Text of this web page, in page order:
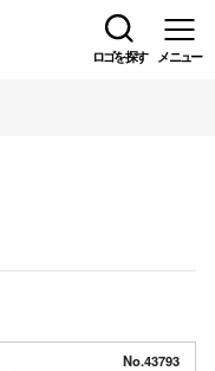
ロゴを探す メニュー
No.43793